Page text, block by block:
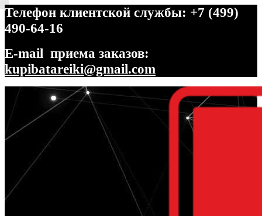
Телефон клиентской службы: +7 (499)
490-64-16
E-mail приема заказов:
kupibatareiki@gmail.com
Перейти
навигации
Перейти
содержимому